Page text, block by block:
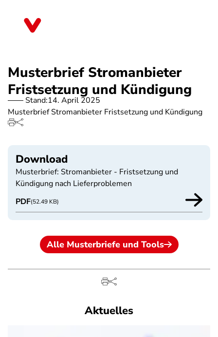
Musterbrief Stromanbieter
Fristsetzung und Kündigung
Stand:14. April 2025
Musterbrief Stromanbieter Fristsetzung und Kündigung
Download
Musterbrief: Stromanbieter - Fristsetzung und
Kündigung nach Lieferproblemen
PDF(52.49 KB)
Alle Musterbriefe und Tools
Aktuelles